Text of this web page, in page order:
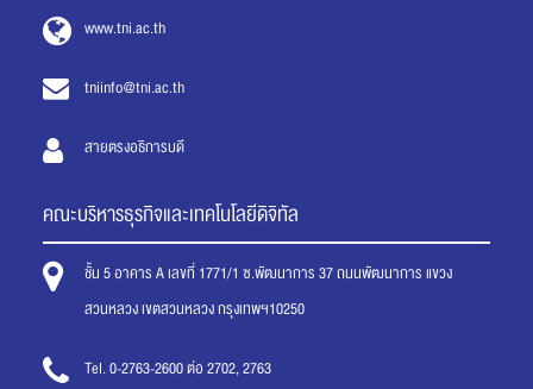
www.tni.ac.th
tniinfo@tni.ac.th
สายตรงอธิการบดี
คณะบริหารธุรกิจและเทคโนโลยีดิจิทัล
ชั้น 5 อาคาร A เลขที่ 1771/1 ซ.พัฒนาการ 37 ถนนพัฒนาการ แขวง
สวนหลวง เขตสวนหลวง กรุงเทพฯ10250
Tel. 0-2763-2600 ต่อ 2702, 2763